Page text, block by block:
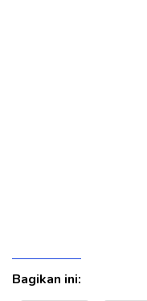
Bagikan ini: